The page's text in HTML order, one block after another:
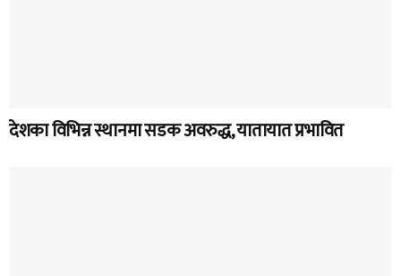
देशका विभिन्न स्थानमा सडक अवरुद्ध, यातायात प्रभावित